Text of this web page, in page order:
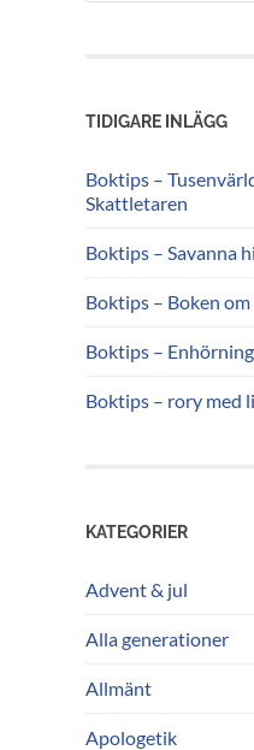
TIDIGARE INLÄGG
Boktips –
Skattletaren
Boktips – Savanna
Boktips – Boken
Boktips –
Boktips – rory med
KATEGORIER
Advent & jul
Alla generationer
Allmänt
Apologetik